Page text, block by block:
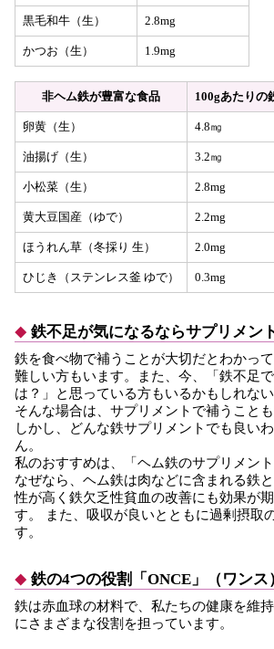
黒毛和牛（生） 2.8mg
かつお（生） 1.9mg
非ヘム鉄が豊富な食品 100gあたりの
卵黄（生） 4.8㎎
油揚げ（生） 3.2㎎
小松菜（生） 2.8mg
黄大豆国産（ゆで） 2.2mg
ほうれん草（冬採り 生） 2.0mg
ひじき（ステンレス釜 ゆで） 0.3mg
鉄不足が気になるならサプリメン
鉄を食べ物で補うことが大切だとわかっ
難しい方もいます。また、今、「鉄不足
は？」と思っている方もいるかもしれない
そんな場合は、サプリメントで補うことも
しかし、どんな鉄サプリメントでも良い
ん。
私のおすすめは、「ヘム鉄のサプリメント
なぜなら、ヘム鉄は肉などに含まれる鉄
性が高く鉄欠乏性貧血の改善にも効果が
す。 また、吸収が良いとともに過剰摂取
す。
鉄の4つの役割「ONCE」（ワンス
鉄は赤血球の材料で、私たちの健康を維
にさまざまな役割を担っています。